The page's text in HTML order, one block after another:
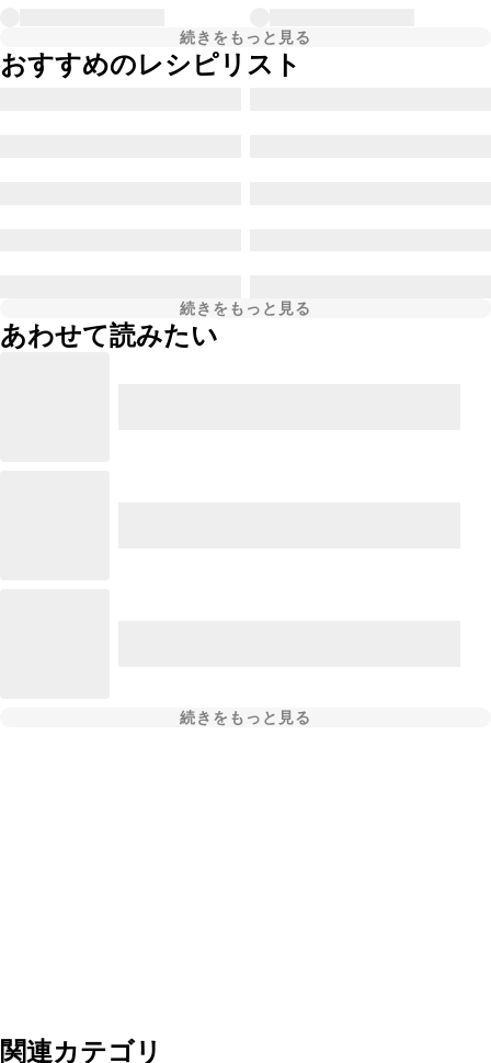
続きをもっと見る
おすすめのレシピリスト
続きをもっと見る
あわせて読みたい
続きをもっと見る
関連カテゴリ